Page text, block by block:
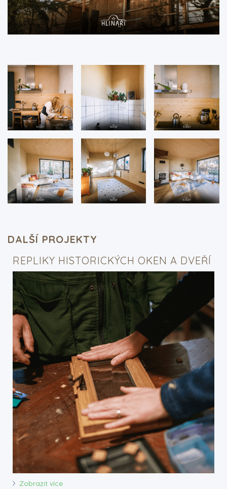
DALŠÍ PROJEKTY
REPLIKY HISTORICKÝCH OKEN A DVEŘÍ
Zobrazit více